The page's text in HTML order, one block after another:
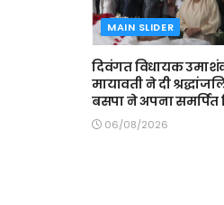
MAIN SLIDER
दिवंगत विधायक
मायावती ने दी
बसपा ने अपना समर्पित
06/08/2026